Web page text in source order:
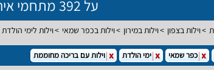
על 392 מתחמי אירוח שונים ברחבי הארץ
וילות בצפון וילות במירון וילות בכפר שמאי וילות לימי הולדת
כפר שמאי ימי הולדת וילות עם בריכה מחוממת